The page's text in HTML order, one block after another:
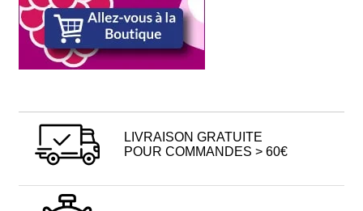
LIVRAISON GRATUITE
POUR COMMANDES > 60€